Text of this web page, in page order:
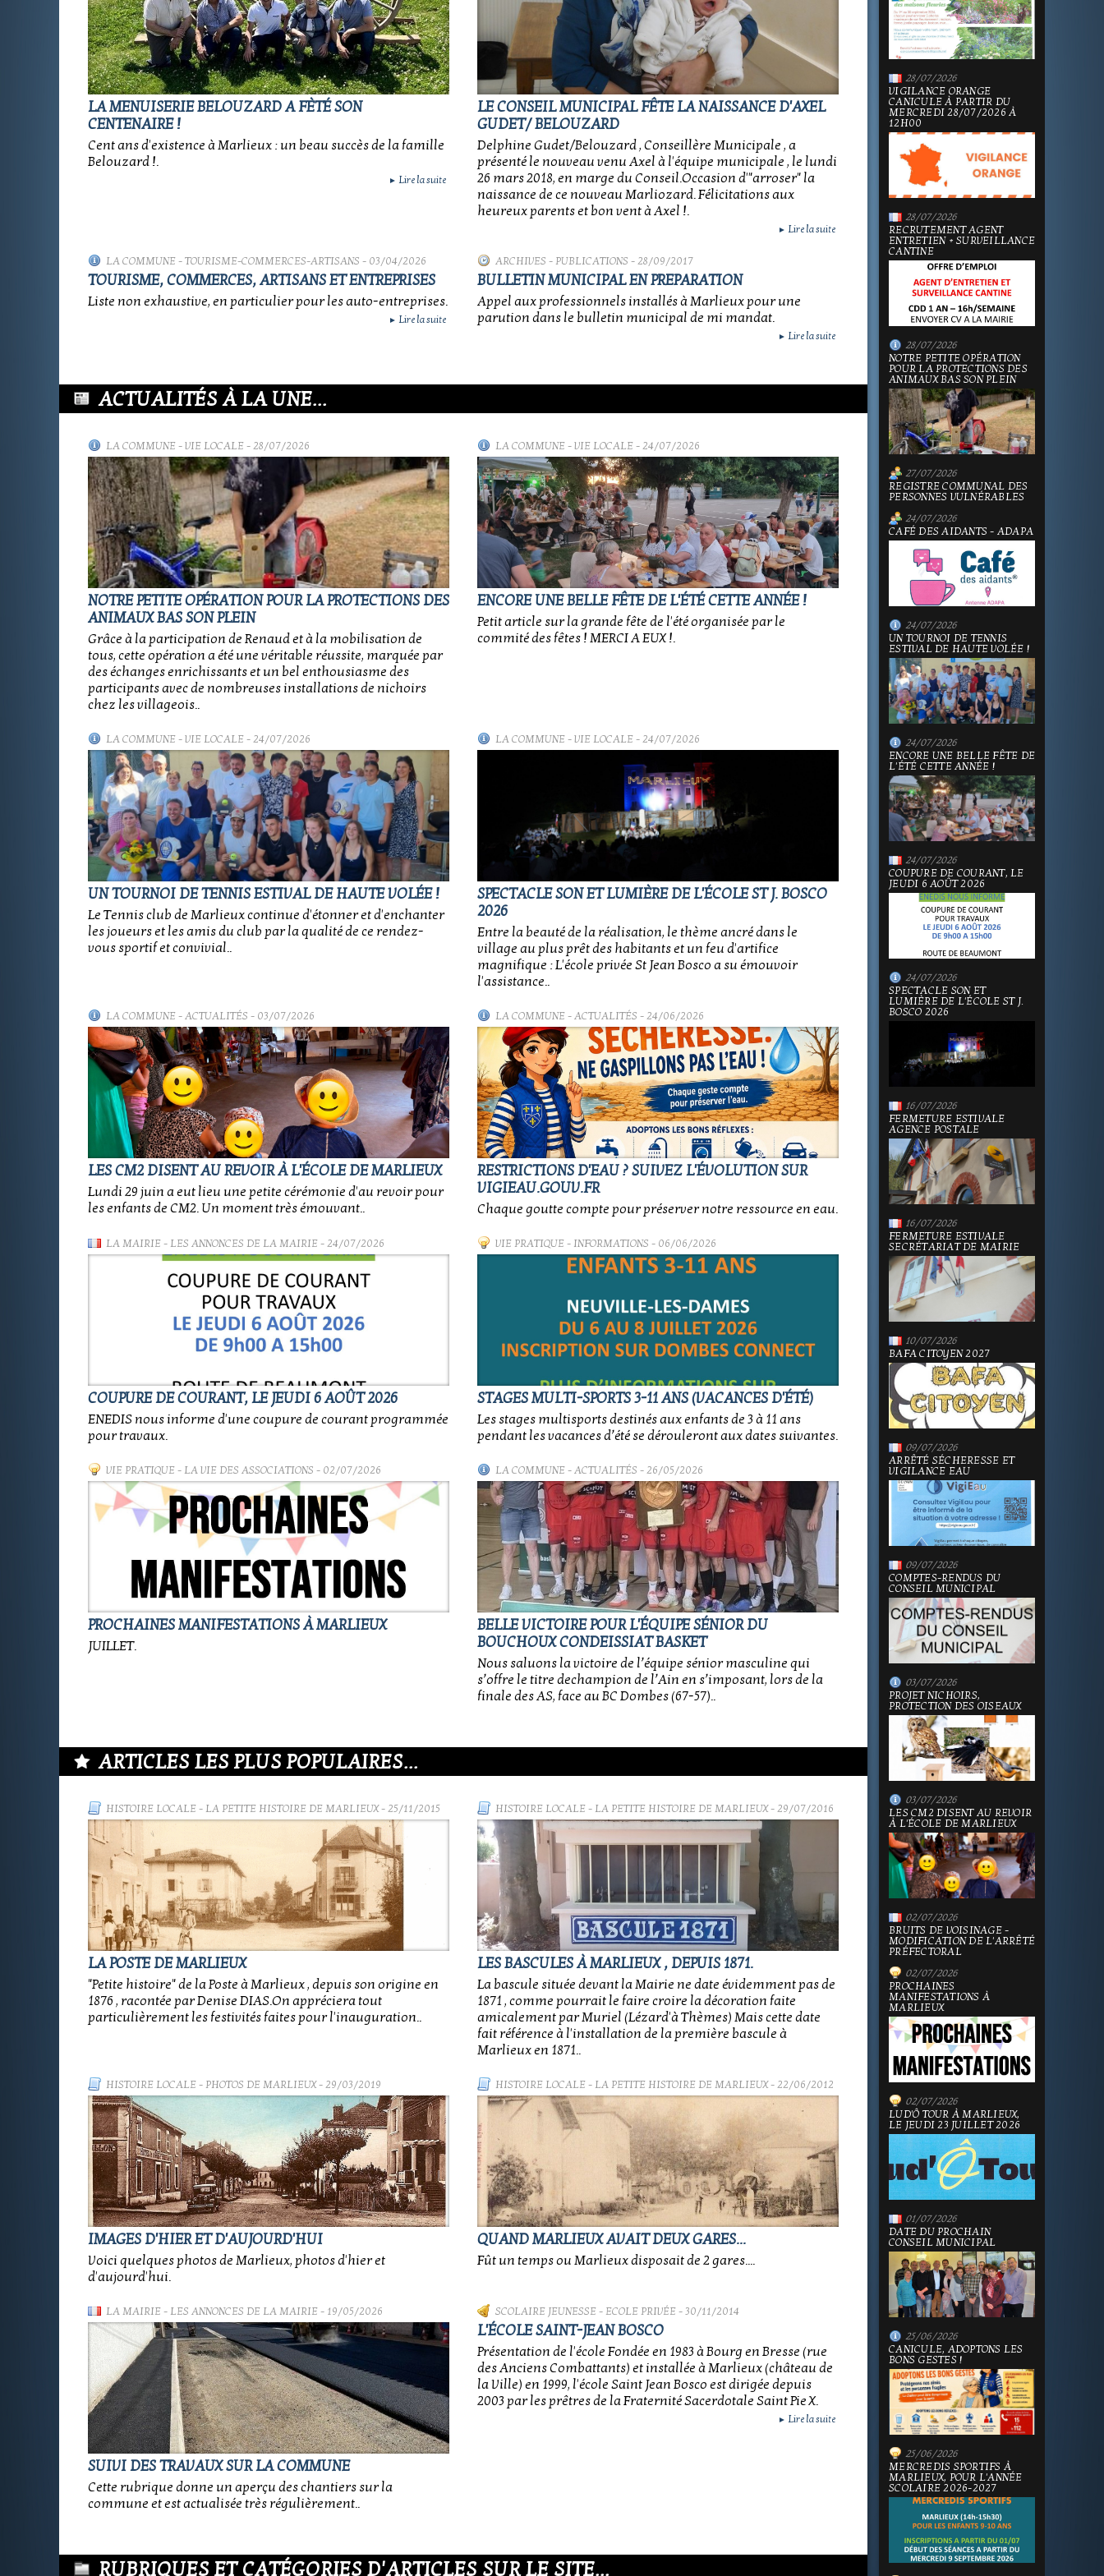
LA MENUISERIE BELOUZARD A FÈTÉ SON
CENTENAIRE !
Cent ans d'existence à Marlieux : un beau succès de la famille
Belouzard !.
► Lire la suite
LE CONSEIL MUNICIPAL FÊTE LA NAISSANCE D'AXEL
GUDET/ BELOUZARD
Delphine Gudet/Belouzard , Conseillère Municipale , a
présenté le nouveau venu Axel à l'équipe municipale , le lundi
26 mars 2018, en marge du Conseil.Occasion d'"arroser" la
naissance de ce nouveau Marliozard. Félicitations aux
heureux parents et bon vent à Axel !.
► Lire la suite
LA COMMUNE-TOURISME-COMMERCES-ARTISANS - 03/04/2026
TOURISME, COMMERCES, ARTISANS ET ENTREPRISES
Liste non exhaustive, en particulier pour les auto-entreprises.
► Lire la suite
ARCHIVES - PUBLICATIONS - 28/09/2017
BULLETIN MUNICIPAL EN PREPARATION
Appel aux professionnels installés à Marlieux pour une
parution dans le bulletin municipal de mi mandat.
► Lire la suite
ACTUALITÉS À LA UNE...
LA COMMUNE-VIE LOCALE- 28/07/2026
NOTRE PETITE OPÉRATION POUR LA PROTECTIONS DES
ANIMAUX BAS SON PLEIN
Grâce à la participation de Renaud et à la mobilisation de
tous, cette opération a été une véritable réussite, marquée par
des échanges enrichissants et un bel enthousiasme des
participants avec de nombreuses installations de nichoirs
chez les villageois..
LA COMMUNE-VIE LOCALE- 24/07/2026
ENCORE UNE BELLE FÊTE DE L'ÉTÉ CETTE ANNÉE !
Petit article sur la grande fête de l'été organisée par le
commité des fêtes ! MERCI A EUX !.
LA COMMUNE-VIE LOCALE- 24/07/2026
UN TOURNOI DE TENNIS ESTIVAL DE HAUTE VOLÉE !
Le Tennis club de Marlieux continue d'étonner et d'enchanter
les joueurs et les amis du club par la qualité de ce rendez-
vous sportif et convivial..
LA COMMUNE-VIE LOCALE- 24/07/2026
SPECTACLE SON ET LUMIÈRE DE L'ÉCOLE ST J. BOSCO
2026
Entre la beauté de la réalisation, le thème ancré dans le
village au plus prêt des habitants et un feu d'artifice
magnifique : L'école privée St Jean Bosco a su émouvoir
l'assistance..
LA COMMUNE-ACTUALITÉS - 03/07/2026
LES CM2 DISENT AU REVOIR À L'ÉCOLE DE MARLIEUX
Lundi 29 juin a eut lieu une petite cérémonie d'au revoir pour
les enfants de CM2. Un moment très émouvant..
LA COMMUNE-ACTUALITÉS - 24/06/2026
RESTRICTIONS D'EAU ? SUIVEZ L'ÉVOLUTION SUR
VIGIEAU.GOUV.FR
Chaque goutte compte pour préserver notre ressource en eau.
LA MAIRIE- LES ANNONCES DE LA MAIRIE- 24/07/2026
COUPURE DE COURANT, LE JEUDI 6 AOÛT 2026
ENEDIS nous informe d'une coupure de courant programmée
pour travaux.
VIE PRATIQUE- INFORMATIONS - 06/06/2026
STAGES MULTI-SPORTS 3-11 ANS (VACANCES D'ÉTÉ)
Les stages multisports destinés aux enfants de 3 à 11 ans
pendant les vacances d’été se dérouleront aux dates suivantes.
VIE PRATIQUE- LA VIE DES ASSOCIATIONS - 02/07/2026
PROCHAINES MANIFESTATIONS À MARLIEUX
JUILLET.
LA COMMUNE-ACTUALITÉS - 26/05/2026
BELLE VICTOIRE POUR L'ÉQUIPE SÉNIOR DU
BOUCHOUX CONDEISSIAT BASKET
Nous saluons la victoire de l’équipe sénior masculine qui
s’offre le titre dechampion de l’Ain en s’imposant, lors de la
finale des AS, face au BC Dombes (67-57)..
ARTICLES LES PLUS POPULAIRES...
HISTOIRE LOCALE- LA PETITE HISTOIRE DE MARLIEUX- 25/11/2015
LA POSTE DE MARLIEUX
"Petite histoire" de la Poste à Marlieux , depuis son origine en
1876 , racontée par Denise DIAS.On appréciera tout
particulièrement les festivités faites pour l'inauguration..
HISTOIRE LOCALE- LA PETITE HISTOIRE DE MARLIEUX- 29/07/2016
LES BASCULES À MARLIEUX , DEPUIS 1871.
La bascule située devant la Mairie ne date évidemment pas de
1871 , comme pourrait le faire croire la décoration faite
amicalement par Muriel (Lézard'à Thèmes) Mais cette date
fait référence à l'installation de la première bascule à
Marlieux en 1871..
HISTOIRE LOCALE- PHOTOS DE MARLIEUX- 29/03/2019
IMAGES D'HIER ET D'AUJOURD'HUI
Voici quelques photos de Marlieux, photos d'hier et
d'aujourd'hui.
HISTOIRE LOCALE- LA PETITE HISTOIRE DE MARLIEUX- 22/06/2012
QUAND MARLIEUX AVAIT DEUX GARES...
Fût un temps ou Marlieux disposait de 2 gares....
LA MAIRIE- LES ANNONCES DE LA MAIRIE- 19/05/2026
SUIVI DES TRAVAUX SUR LA COMMUNE
Cette rubrique donne un aperçu des chantiers sur la
commune et est actualisée très régulièrement..
SCOLAIRE JEUNESSE- ECOLE PRIVÉE- 30/11/2014
L'ÉCOLE SAINT-JEAN BOSCO
Présentation de l'école Fondée en 1983 à Bourg en Bresse (rue
des Anciens Combattants) et installée à Marlieux (château de
la Ville) en 1999, l'école Saint Jean Bosco est dirigée depuis
2003 par les prêtres de la Fraternité Sacerdotale Saint Pie X.
► Lire la suite
RUBRIQUES ET CATÉGORIES D'ARTICLES SUR LE SITE...
28/07/2026
VIGILANCE ORANGE
CANICULE À PARTIR DU
MERCREDI 28/07/2026 À
12H00
28/07/2026
RECRUTEMENT AGENT
ENTRETIEN + SURVEILLANCE
CANTINE
28/07/2026
NOTRE PETITE OPÉRATION
POUR LA PROTECTIONS DES
ANIMAUX BAS SON PLEIN
27/07/2026
REGISTRE COMMUNAL DES
PERSONNES VULNÉRABLES
24/07/2026
CAFÉ DES AIDANTS - ADAPA
24/07/2026
UN TOURNOI DE TENNIS
ESTIVAL DE HAUTE VOLÉE !
24/07/2026
ENCORE UNE BELLE FÊTE DE
L'ÉTÉ CETTE ANNÉE !
24/07/2026
COUPURE DE COURANT, LE
JEUDI 6 AOÛT 2026
24/07/2026
SPECTACLE SON ET
LUMIÈRE DE L'ÉCOLE ST J.
BOSCO 2026
16/07/2026
FERMETURE ESTIVALE
AGENCE POSTALE
16/07/2026
FERMETURE ESTIVALE
SECRÉTARIAT DE MAIRIE
10/07/2026
BAFA CITOYEN 2027
09/07/2026
ARRÊTÉ SÉCHERESSE ET
VIGILANCE EAU
09/07/2026
COMPTES-RENDUS DU
CONSEIL MUNICIPAL
03/07/2026
PROJET NICHOIRS,
PROTECTION DES OISEAUX
03/07/2026
LES CM2 DISENT AU REVOIR
À L'ÉCOLE DE MARLIEUX
02/07/2026
BRUITS DE VOISINAGE -
MODIFICATION DE L'ARRÊTÉ
PRÉFECTORAL
02/07/2026
PROCHAINES
MANIFESTATIONS À
MARLIEUX
02/07/2026
LUD'Ô TOUR À MARLIEUX,
LE JEUDI 23 JUILLET 2026
01/07/2026
DATE DU PROCHAIN
CONSEIL MUNICIPAL
25/06/2026
CANICULE, ADOPTONS LES
BONS GESTES !
25/06/2026
MERCREDIS SPORTIFS À
MARLIEUX, POUR L'ANNÉE
SCOLAIRE 2026-2027